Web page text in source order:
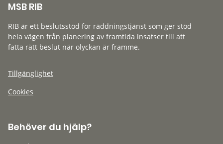
MSB RIB
RIB är ett beslutsstöd för räddningstjänst som ger stöd
hela vägen från planering av framtida insatser till att
fatta rätt beslut när olyckan är framme.
Tillgänglighet
Cookies
Behöver du hjälp?